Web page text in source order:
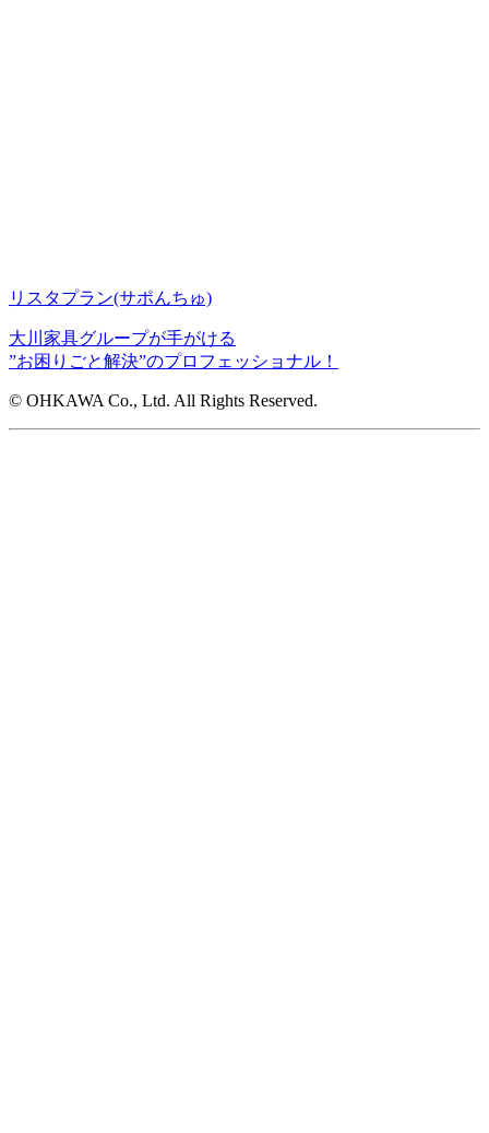
リスタプラン(サポんちゅ)
大川家具グループが手がける
”お困りごと解決”のプロフェッショナル！
© OHKAWA Co., Ltd. All Rights Reserved.